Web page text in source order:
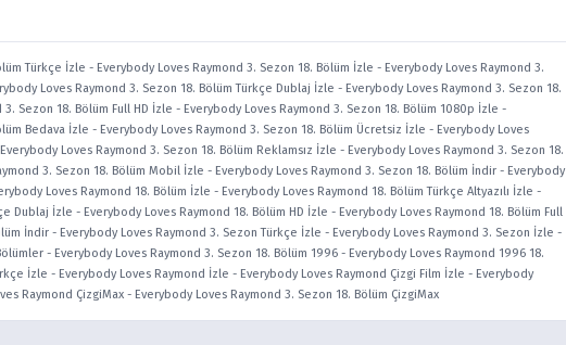
Türkçe İzle - Everybody Loves Raymond 3. Sezon 18. Bölüm İzle - Everybody Loves Raymond 3.
Loves Raymond 3. Sezon 18. Bölüm Türkçe Dublaj İzle - Everybody Loves Raymond 3. Sezon 18.
Sezon 18. Bölüm Full HD İzle - Everybody Loves Raymond 3. Sezon 18. Bölüm 1080p İzle -
Bedava İzle - Everybody Loves Raymond 3. Sezon 18. Bölüm Ücretsiz İzle - Everybody Loves
Everybody Loves Raymond 3. Sezon 18. Bölüm Reklamsız İzle - Everybody Loves Raymond 3. Sezon 18.
3. Sezon 18. Bölüm Mobil İzle - Everybody Loves Raymond 3. Sezon 18. Bölüm İndir - Everybody
Loves Raymond 18. Bölüm İzle - Everybody Loves Raymond 18. Bölüm Türkçe Altyazılı İzle -
Dublaj İzle - Everybody Loves Raymond 18. Bölüm HD İzle - Everybody Loves Raymond 18. Bölüm Full
İndir - Everybody Loves Raymond 3. Sezon Türkçe İzle - Everybody Loves Raymond 3. Sezon İzle -
- Everybody Loves Raymond 3. Sezon 18. Bölüm 1996 - Everybody Loves Raymond 1996 18.
İzle - Everybody Loves Raymond İzle - Everybody Loves Raymond Çizgi Film İzle - Everybody
Raymond ÇizgiMax - Everybody Loves Raymond 3. Sezon 18. Bölüm ÇizgiMax